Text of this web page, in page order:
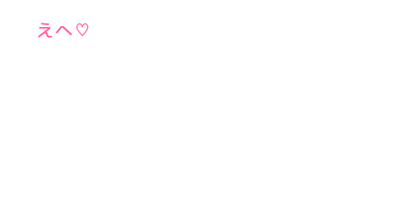
えへ♡